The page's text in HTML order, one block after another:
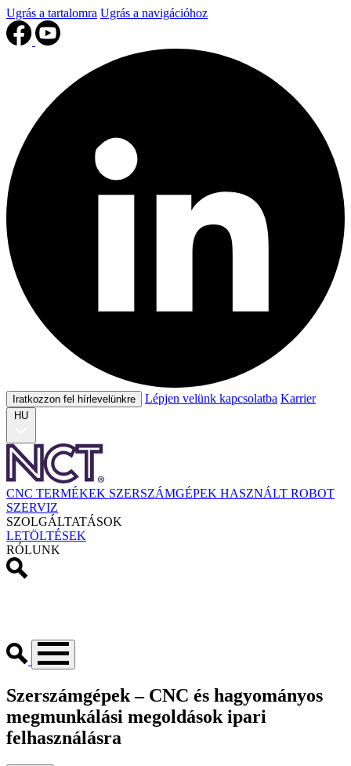
Ugrás a tartalomra Ugrás a navigációhoz
Iratkozzon fel hírlevelünkre Lépjen velünk kapcsolatba Karrier
HU
CNC TERMÉKEK SZERSZÁMGÉPEK HASZNÁLT ROBOT
SZERVIZ
SZOLGÁLTATÁSOK
LETÖLTÉSEK
RÓLUNK
Szerszámgépek – CNC és hagyományos
megmunkálási megoldások ipari
felhasználásra